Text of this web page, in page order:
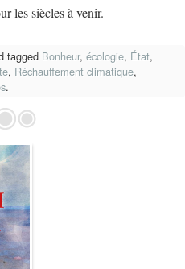
les siècles à venir.
tagged Bonheur, écologie, État,
, Réchauffement climatique,
.